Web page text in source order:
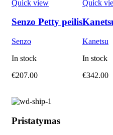
Quick view
Senzo Petty peilis
Senzo
In stock
€207.00
Quick
Kanetsu
In stock
€342.00
Pristatymas